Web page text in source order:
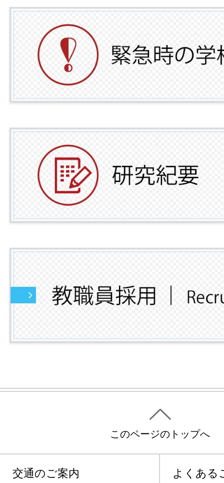
このページのトップへ
交通のご案内 よくある